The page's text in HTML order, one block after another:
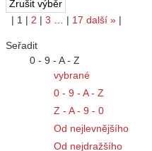
| 1 | 2 | 3 … | 17 další » |
Seřadit
0 - 9 - A - Z
vybrané
0 - 9 - A - Z
Z - A - 9 - 0
Od nejlevnějšího
Od nejdražšího